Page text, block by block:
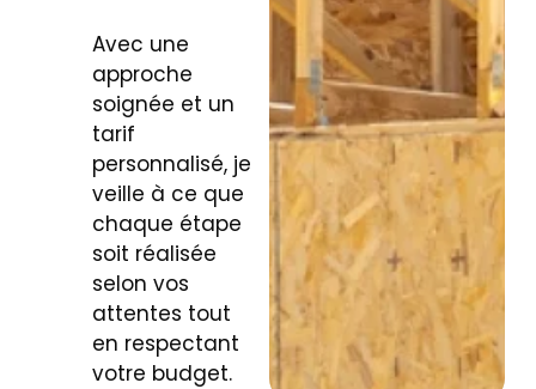
Avec une
approche
soignée et un
tarif
personnalisé, je
veille à ce que
chaque étape
soit réalisée
selon vos
attentes tout
en respectant
votre budget.